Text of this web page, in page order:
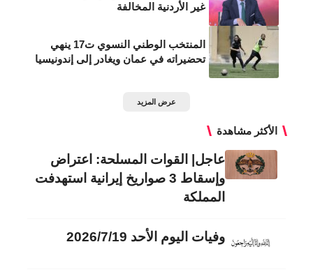
غير الأردنية المخالفة
المنتخب الوطني النسوي ت17 ينهي
تحضيراته في عمان ويغادر إلى إندونيسيا
عرض المزيد
الأكثر مشاهدة
عاجل| القوات المسلحة: اعتراض
وإسقاط 3 صواريخ إيرانية استهدفت
المملكة
وفيات اليوم الأحد 2026/7/19